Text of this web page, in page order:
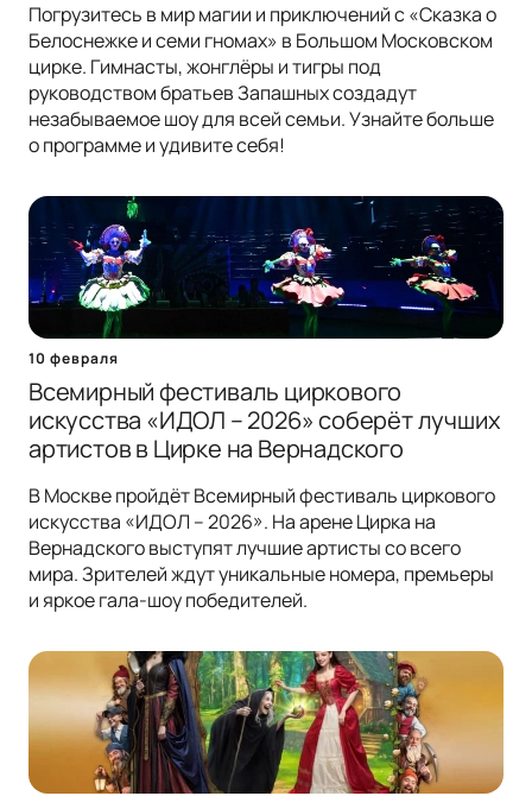
Погрузитесь в мир магии и приключений с «Сказка о
Белоснежке и семи гномах» в Большом Московском
цирке. Гимнасты, жонглёры и тигры под
руководством братьев Запашных создадут
незабываемое шоу для всей семьи. Узнайте больше
о программе и удивите себя!
10 февраля
Всемирный фестиваль циркового
искусства «ИДОЛ – 2026» соберёт лучших
артистов в Цирке на Вернадского
В Москве пройдёт Всемирный фестиваль циркового
искусства «ИДОЛ – 2026». На арене Цирка на
Вернадского выступят лучшие артисты со всего
мира. Зрителей ждут уникальные номера, премьеры
и яркое гала-шоу победителей.